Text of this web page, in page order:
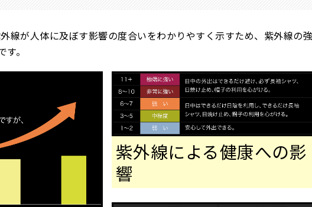
線が人体に及ぼす影響の度合いをわかりやすく示すため、紫外線の
。
紫外線による健康への影
響